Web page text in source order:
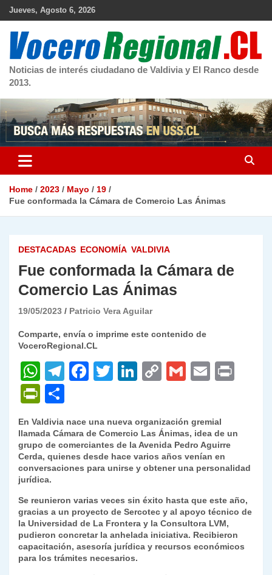
Skip
Jueves, Agosto 6, 2026
Noticias de interés ciudadano de Valdivia y El Ranco desde
2013.
Home 2023 Mayo
19
Fue conformada la Cámara de Comercio Las Ánimas
DESTACADAS ECONOMÍA VALDIVIA
Fue conformada la Cámara de
Comercio Las Ánimas
19/05/2023 Patricio Vera Aguilar
Comparte, envía o imprime este contenido de
VoceroRegional.CL
W
h
at
s
A
p
p
T
gr
a
m
F
e
b
o
k
T
er
Li
e
dI
n
C
y
Li
n
G
l
E
l
P
ri
nt
Fr
ie
n
dl
y
m
p
ar
En Valdivia nace una nueva organización gremial
llamada Cámara de Comercio Las Ánimas, idea de un
grupo de comerciantes de la Avenida Pedro Aguirre
Cerda, quienes desde hace varios años venían en
conversaciones para unirse y obtener una personalidad
jurídica.
Se reunieron varias veces sin éxito hasta que este año,
gracias a un proyecto de Sercotec y al apoyo técnico de
la Universidad de La Frontera y la Consultora LVM,
pudieron concretar la anhelada iniciativa. Recibieron
capacitación, asesoría jurídica y recursos económicos
para los trámites necesarios.